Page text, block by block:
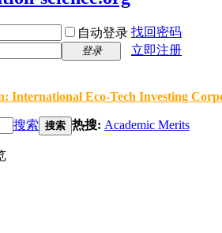
自动登录 找回密码
登录
立即注册
International Eco-Tech Investing
搜索 搜索 热搜: Academic Merits